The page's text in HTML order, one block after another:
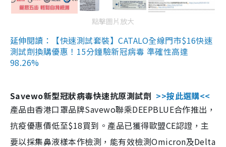
點擊圖片放大
延伸閱讀：【快速測試套裝】CATALO全線門市$16快速
測試劑換購優惠！15分鐘驗新冠病毒 準確性高達
98.26%
Savewo新型冠狀病毒快速抗原測試劑 >>按此選購<<
產品由香港口罩品牌Savewo聯乘DEEPBLUE合作推出，
抗疫優惠價低至$18買到。產品已獲得歐盟CE認證，主
要以採集鼻液樣本作檢測，能有效檢測Omicron及Delta